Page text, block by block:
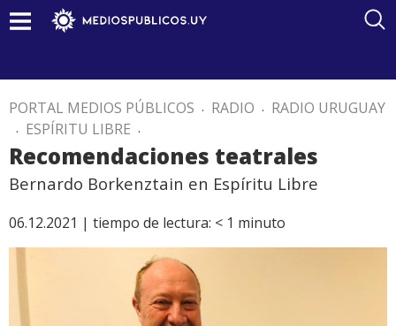
PORTAL MEDIOS PÚBLICOS . RADIO . RADIO URUGUAY
. ESPÍRITU LIBRE .
Recomendaciones teatrales
Bernardo Borkenztain en Espíritu Libre
06.12.2021 | tiempo de lectura: < 1 minuto